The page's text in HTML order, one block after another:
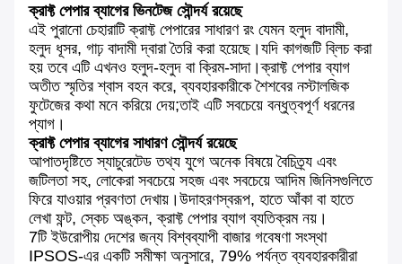
ক্রাফ্ট পেপার ব্যাগের ভিনটেজ সৌন্দর্য রয়েছে
এই পুরানো চেহারাটি ক্রাফ্ট পেপারের সাধারণ রং যেমন হলুদ বাদামী,
হলুদ ধূসর, গাঢ় বাদামী দ্বারা তৈরি করা হয়েছে।যদি কাগজটি ব্লিচ করা
হয় তবে এটি এখনও হলুদ-হলুদ বা ক্রিম-সাদা।ক্রাফ্ট পেপার ব্যাগ
অতীত স্মৃতির শ্বাস বহন করে, ব্যবহারকারীকে শৈশবের নস্টালজিক
ফুটেজের কথা মনে করিয়ে দেয়;তাই এটি সবচেয়ে বন্ধুত্বপূর্ণ ধরনের
প্যাগ।
ক্রাফ্ট পেপার ব্যাগের সাধারণ সৌন্দর্য রয়েছে
আপাতদৃষ্টিতে স্যাচুরেটেড তথ্য যুগে অনেক বিষয়ে বৈচিত্র্য এবং
জটিলতা সহ, লোকেরা সবচেয়ে সহজ এবং সবচেয়ে আদিম জিনিসগুলিতে
ফিরে যাওয়ার প্রবণতা দেখায়।উদাহরণস্বরূপ, হাতে আঁকা বা হাতে
লেখা ফন্ট, স্কেচ অঙ্কন, ক্রাফ্ট পেপার ব্যাগ ব্যতিক্রম নয়।
7টি ইউরোপীয় দেশের জন্য বিশ্বব্যাপী বাজার গবেষণা সংস্থা
IPSOS-এর একটি সমীক্ষা অনুসারে, 79% পর্যন্ত ব্যবহারকারীরা